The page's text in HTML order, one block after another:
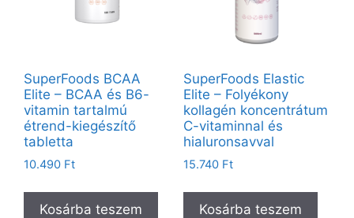
SuperFoods BCAA
Elite – BCAA és B6-
vitamin tartalmú
étrend-kiegészítő
tabletta
10.490 Ft
Kosárba teszem
SuperFoods Elastic
Elite – Folyékony
kollagén koncentrátum
C-vitaminnal és
hialuronsavval
15.740 Ft
Kosárba teszem